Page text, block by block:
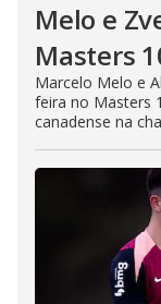
Melo e
Masters
Marcelo Melo e
feira no Masters
canadense na